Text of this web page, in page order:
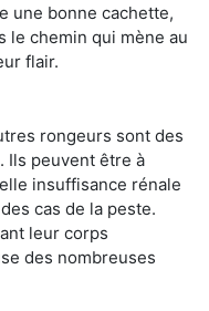
une bonne cachette,
chemin qui mène au
flair.
rongeurs sont des
Ils peuvent être à
insuffisance rénale
cas de la peste.
leur corps
des nombreuses